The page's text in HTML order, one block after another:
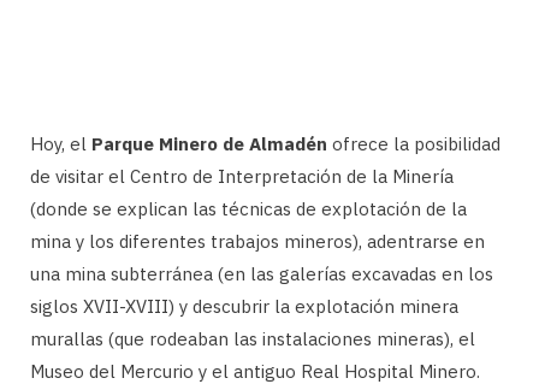
Hoy, el Parque Minero de Almadén ofrece la posibilidad
de visitar el Centro de Interpretación de la Minería
(donde se explican las técnicas de explotación de la
mina y los diferentes trabajos mineros), adentrarse en
una mina subterránea (en las galerías excavadas en los
siglos XVII-XVIII) y descubrir la explotación minera
murallas (que rodeaban las instalaciones mineras), el
Museo del Mercurio y el antiguo Real Hospital Minero.